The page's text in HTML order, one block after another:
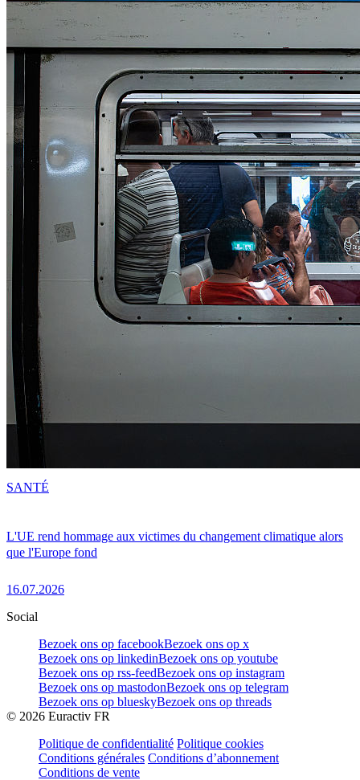
L'UE rend hommage aux victimes du changement climatique alors
que l'Europe fond
16.07.2026
SANTÉ
Social
Bezoek ons op facebookBezoek ons op x
Bezoek ons op linkedinBezoek ons op youtube
Bezoek ons op rss-feedBezoek ons op instagram
Bezoek ons op mastodonBezoek ons op telegram
Bezoek ons op blueskyBezoek ons op threads
© 2026 Euractiv FR
Politique de confidentialité Politique cookies
Conditions générales Conditions d’abonnement
Conditions de vente